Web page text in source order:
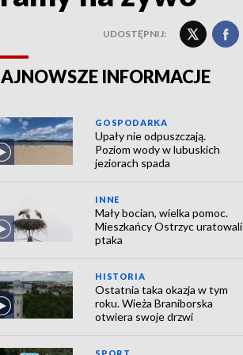
UDOSTĘPNIJ:
INFORMACJE
GOSPODARKA
Upały nie odpuszczają.
Poziom wody w lubuskich
jeziorach spada
INNE
Mały bocian, wielka pomoc.
Mieszkańcy Ostrzyc uratowali
ptaka
HISTORIA
Ostatnia taka okazja w tym
roku. Wieża Braniborska
otwiera swoje drzwi